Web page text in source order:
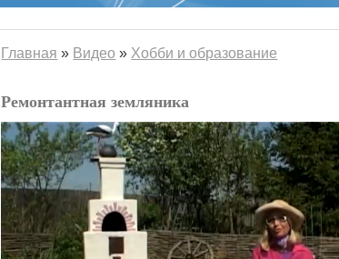
Главная » Видео » Хобби и образование
Ремонтантная земляника